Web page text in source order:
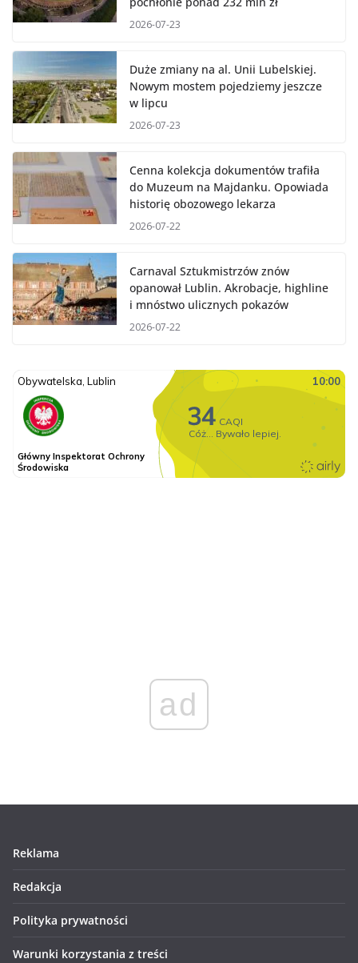
2026-07-23
Duże zmiany na al. Unii Lubelskiej.
Nowym mostem pojedziemy jeszcze
w lipcu
2026-07-23
Cenna kolekcja dokumentów trafiła
do Muzeum na Majdanku. Opowiada
historię obozowego lekarza
2026-07-22
Carnaval Sztukmistrzów znów
opanował Lublin. Akrobacje, highline
i mnóstwo ulicznych pokazów
2026-07-22
ad
Reklama
Redakcja
Polityka prywatności
Warunki korzystania z treści